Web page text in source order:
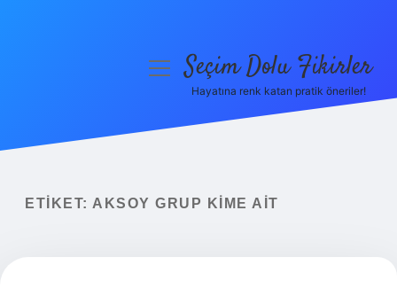
Yasal Uyarı
menüyüSeçim Dolu Fikirler
Hayatına renk katan pratik öneriler!
ETIKET: AKSOY GRUP KIME AIT